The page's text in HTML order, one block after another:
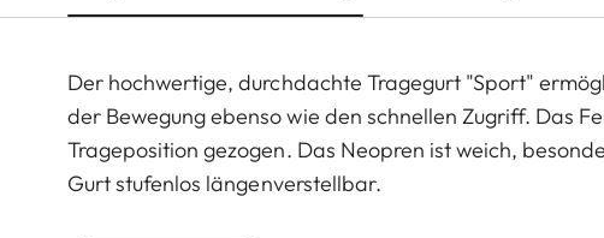
Der hochwertige, durchdachte Tragegurt "Sport"
der Bewegung ebenso wie den schnellen Zugriff. Das
Trageposition gezogen. Das Neopren ist weich,
Gurt stufenlos längenverstellbar.